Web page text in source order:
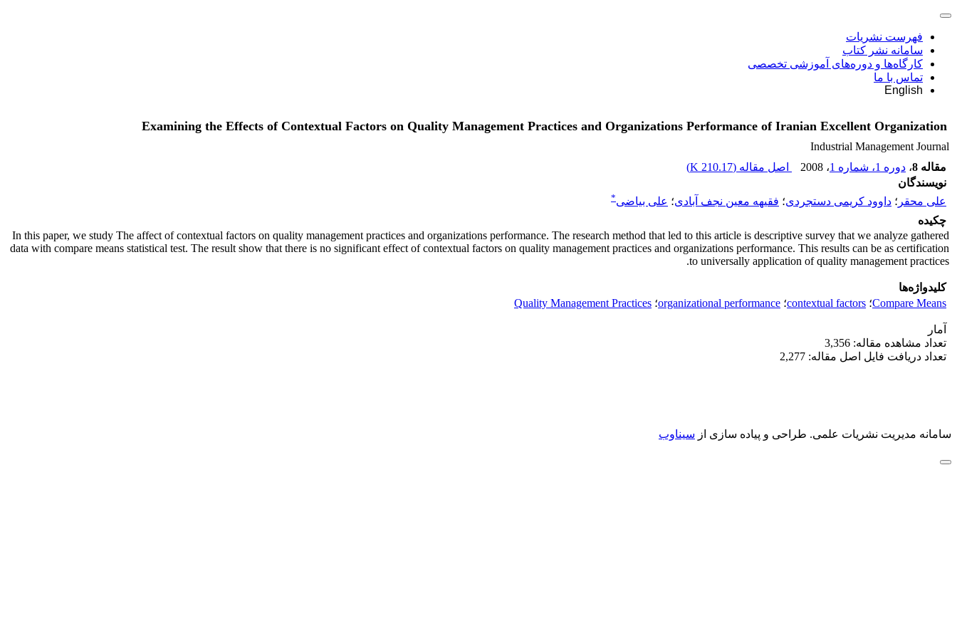
فهرست نشریات
سامانه نشر کتاب
کارگاه‌ها و دوره‌های آموزشی تخصصی
تماس با ما
English
Examining the Effects of Contextual Factors on Quality Management Practices and Organizations Performance of Iranian Excellent Organization
Industrial Management Journal
مقاله 8
، دوره 1، شماره 1 ، 2008 اصل مقاله (210.17 K
)
نویسندگان
علی محقر ؛ داوود کریمی دستجردی؛ فقیهه معین نجف آبادی؛ علی بیاضی*
چکیده
In this paper, we study The affect of contextual factors on quality management practices and organizations performance. The research method that led to this article is descriptive survey that we analyze gathered
data with compare means statistical test. The result show that there is no significant effect of contextual factors on quality management practices and organizations performance. This results can be as certification
to universally application of quality management practices.
کلیدواژه‌ها
Compare Means؛ contextual factors؛ organizational performance؛ Quality Management Practices
آمار
تعداد مشاهده مقاله: 3,356
تعداد دریافت فایل اصل مقاله: 2,277
سامانه مدیریت نشریات علمی. طراحی و پیاده سازی از سیناوب